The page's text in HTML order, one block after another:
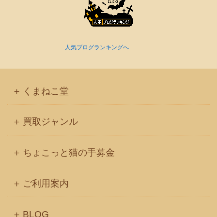
人気ブログランキングへ
くまねこ堂
買取ジャンル
ちょこっと猫の手募金
ご利用案内
BLOG